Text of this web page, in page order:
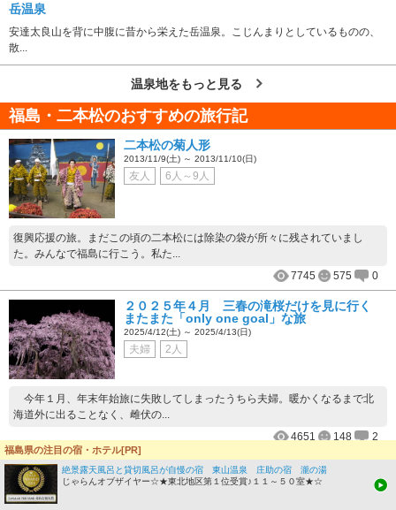
岳温泉
安達太良山を背に中腹に昔から栄えた岳温泉。こじんまりとしているものの、
散...
温泉地をもっと見る
福島・二本松のおすすめの旅行記
二本松の菊人形
2013/11/9(土) ～ 2013/11/10(日)
友人 6人～9人
復興応援の旅。まだこの頃の二本松には除染の袋が所々に残されていまし
た。みんなで福島に行こう。私た...
7745
575 0
２０２５年４月 三春の滝桜だけを見に行く
またまた「only one goal」な旅
2025/4/12(土) ～ 2025/4/13(日)
夫婦 2人
今年１月、年末年始旅に失敗してしまったうちら夫婦。暖かくなるまで北
海道外に出ることなく、雌伏の...
4651
148 2
夏の東北六県を車で周遊、東北地方の自然と歴
史文化伝統に触れて、温泉とグルメを満喫！
福島県の注目の宿・ホテル[PR]
絶景露天風呂と貸切風呂が自慢の宿 東山温泉 庄助の宿 瀧の湯
じゃらんオブザイヤー☆★東北地区第１位受賞♪１１～５０室★☆